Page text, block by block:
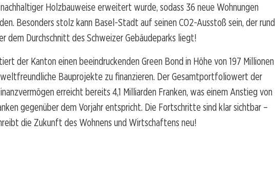
Holzbauweise erweitert wurde, sodass 36 neue Wohnungen
Besonders stolz kann Basel-Stadt auf seinen CO2-Ausstoß sein, der rund
dem Durchschnitt des Schweizer Gebäudeparks liegt!
der Kanton einen beeindruckenden Green Bond in Höhe von 197 Millionen
Bauprojekte zu finanzieren. Der Gesamtportfoliowert der
erreicht bereits 4,1 Milliarden Franken, was einem Anstieg von
gegenüber dem Vorjahr entspricht. Die Fortschritte sind klar sichtbar –
die Zukunft des Wohnens und Wirtschaftens neu!